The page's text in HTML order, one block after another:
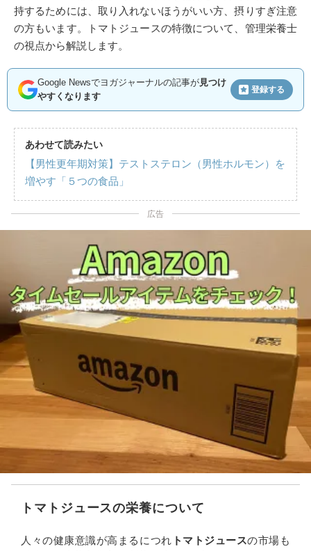
持するためには、取り入れないほうがいい方、摂りすぎ注意
の方もいます。トマトジュースの特徴について、管理栄養士
の視点から解説します。
Google Newsでヨガジャーナルの記事が見つけ
やすくなります
登録する
あわせて読みたい
【男性更年期対策】テストステロン（男性ホルモン）を
増やす「５つの食品」
広告
トマトジュースの栄養について
人々の健康意識が高まるにつれ トマトジュースの市場も